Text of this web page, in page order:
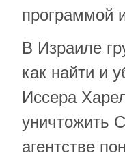
программой
В Израиле
как найти и
Иссера
уничтожить
агентстве